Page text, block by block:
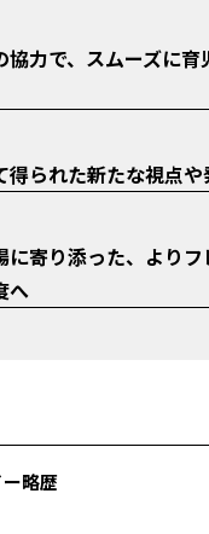
協力で、スムーズに
得られた新たな視点や
に寄り添った、より
へ
略歴